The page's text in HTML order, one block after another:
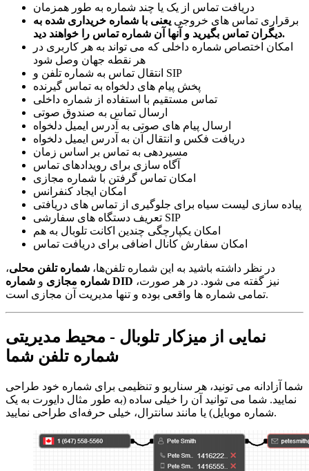
دریافت تماس از یک یا چند شماره به طور همزمان
برقراری تماس های خروجی یعنی با شماره خریداری شده به
دیگران تماس بگیرید و آنها آن شماره تماس را خواهند دید.
امکان اختصاص شماره داخلی که می تواند به هر کاربری در
هر نقطه جهان وصل شود
انتقال تماس به شماره تلفن و SIP
پخش پیام های دلخواه به تماس گیرنده
تماس مستقیم با استفاده از شماره داخلی
ارسال تماس به صندوق صوتی
ارسال پیام های صوتی به آدرس ایمیل دلخواه
دریافت فکس و انتقال آن به آدرس ایمیل دلخواه
مسیردهی به تماس بر اساس زمان
آگاه سازی برای رویدادهای تماس
امکان تماس گرفتن با شماره مجازی
امکان ایجاد کنفرانس
پیاده سازی لیست سیاه برای جلوگیری از تماس های دریافتی
تعریف دستگاه های سفارشی SIP
امکان یکپارچگی چندین اکانت تلوبال به هم
امکان سفارش کانال اضافی برای دریافت تماس
در نظر داشته باشید به این شماره تلفن‌ها، شماره تلفن محلی،
شماره مجازی و شماره DID
تمامی شماره ها واقعی بوده و تنها مدیریت آن مجازی است.
نمایی از میزکار تلوبال - محیط مدیریتی
شماره تلفن شما
شما آزادانه می تونید، هر سناریو و تنظیمی برای شماره خود طراحی
نمایید. شما می توانید آن را خیلی ساده (به طور مثال دایورت به یک
شماره موبایل) یا مانند سانترال، خیلی حرفه‌ای طراحی نمایید.